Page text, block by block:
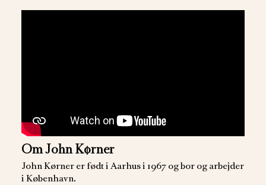
Om John Kørner
John Kørner er født i Aarhus i 1967 og bor og arbejder
i København.